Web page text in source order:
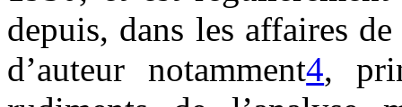
depuis, dans les affaires
d’auteur notamment4,